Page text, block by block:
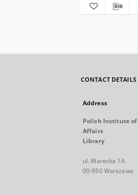
CONTACT DETAILS
Address
Polish Institute
Affairs
Library
ul. Warecka 1A
00-950 Warszawa